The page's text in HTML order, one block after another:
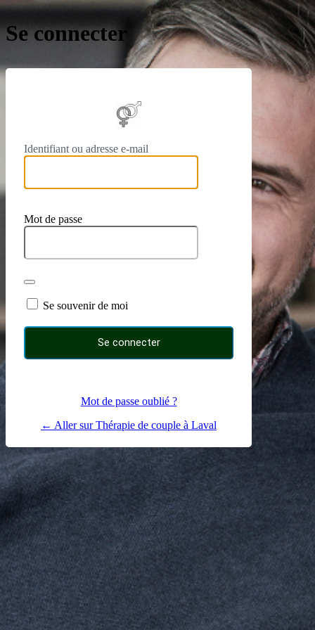
Se connecter
Identifiant ou adresse e-mail
Mot de passe
Se souvenir de moi
Mot de passe oublié ?
← Aller sur Thérapie de couple à Laval